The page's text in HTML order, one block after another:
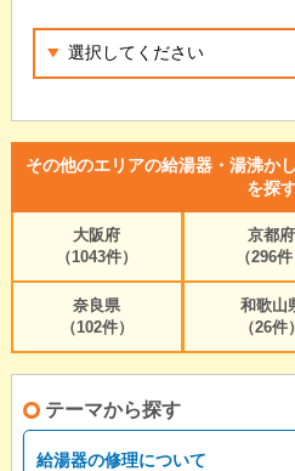
その他のエリアの給湯器・湯沸か
を探
大阪府
（1043件）
京都府
（296件
奈良県
（102件）
和歌山
（26件）
テーマから探す
給湯器の修理について